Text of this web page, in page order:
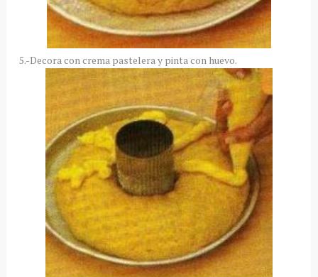
5.-Decora con crema pastelera y pinta con huevo.